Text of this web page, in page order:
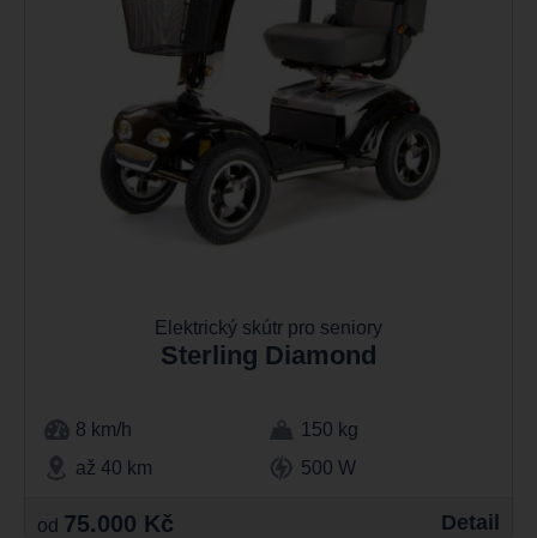
Elektrický skútr pro seniory
Sterling Diamond
8 km/h
150 kg
až 40 km
500 W
od 75.000 Kč Detail